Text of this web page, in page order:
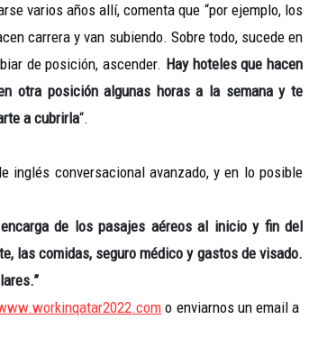
varios años allí, comenta que “por ejemplo, los
carrera y van subiendo. Sobre todo, sucede en
de posición, ascender. Hay hoteles que hacen
otra posición algunas horas a la semana y te
a cubrirla“.
inglés conversacional avanzado, y en lo posible
de los pasajes aéreos al inicio y fin del
las comidas, seguro médico y gastos de visado.
o enviarnos un email a